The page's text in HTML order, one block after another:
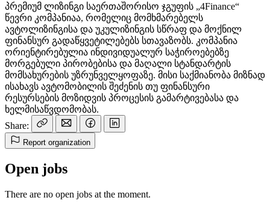
პრემიუმ ლიზინგი საერთაშორისო ჯგუფის „4Finance“
წევრი კომპანიაა, რომელიც მომხმარებელს
ავტოლიზინგისა და უკულიზინგის სწრაფ და მოქნილ
ფინანსურ გადაწყვეტილებებს სთავაზობს. კომპანია
ორიენტირებულია ინდივიდუალურ საჭიროებებზე
მორგებული პირობებისა და მაღალი სტანდარტის
მომსახურების უზრუნველყოფაზე. მისი საქმიანობა მიზნად
ისახავს ავტომობილის შეძენის თუ ფინანსური
რესურსების მოზიდვის პროცესის გამარტივებასა და
ხელმისაწვდომობას.
Share:
Report organization
Open jobs
There are no open jobs at the moment.